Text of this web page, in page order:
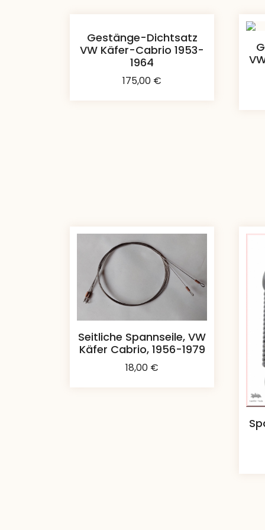
Gestänge-Dichtsatz
VW Käfer-Cabrio 1953-
1964
175,00 €
Seitliche Spannseile, VW
Käfer Cabrio, 1956-1979
18,00 €